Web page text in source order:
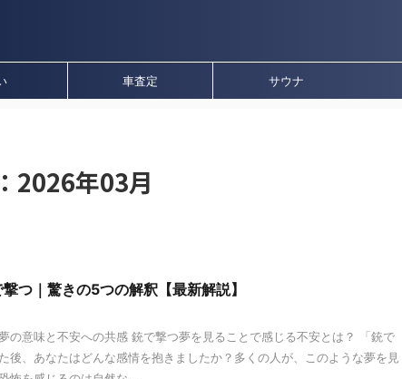
車査定 サウナ
2026年03月
つ｜驚きの5つの解釈【最新解説】
の意味と不安への共感 銃で撃つ夢を見ることで感じる不安とは？ 「銃で
後、あなたはどんな感情を抱きましたか？多くの人が、このような夢を見